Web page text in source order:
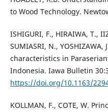
to Wood Technology.
ISHIGURI, F., HIRAIWA, T.,
SUMIASRI, N.,
characteristics in
Indonesia. Iawa Bulletin
https://doi.org/10.1163/
KOLLMAN, F., COTE, W.